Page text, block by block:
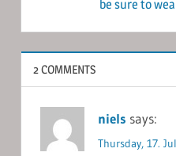
be sure to
2 COMMENTS
niels says:
Thursday, 17.